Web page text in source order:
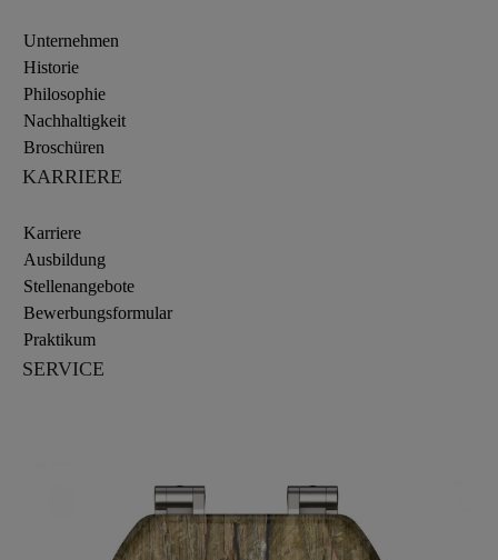
Unternehmen
Historie
Philosophie
Nachhaltigkeit
Broschüren
KARRIERE
Karriere
Ausbildung
Stellenangebote
Bewerbungsformular
Praktikum
SERVICE